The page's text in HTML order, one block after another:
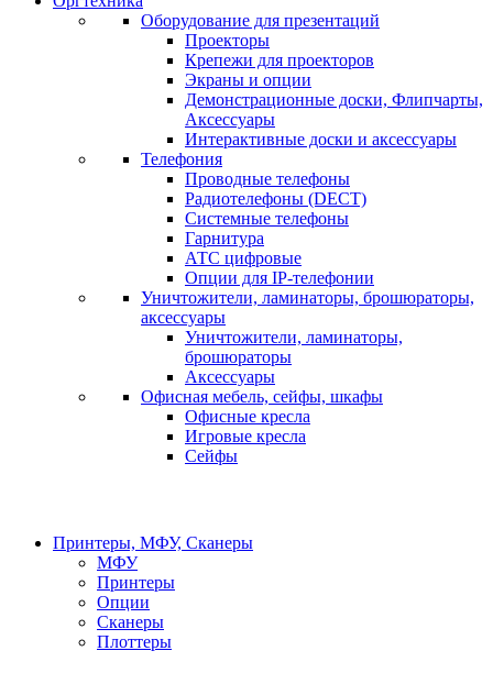
Оборудование для презентаций
Проекторы
Крепежи для проекторов
Экраны и опции
Демонстрационные доски, Флипчарты,
Аксессуары
Интерактивные доски и аксессуары
Телефония
Проводные телефоны
Радиотелефоны (DECT)
Системные телефоны
Гарнитура
АТС цифровые
Опции для IP-телефонии
Уничтожители, ламинаторы, брошюраторы,
аксессуары
Уничтожители, ламинаторы,
брошюраторы
Аксессуары
Офисная мебель, сейфы, шкафы
Офисные кресла
Игровые кресла
Сейфы
Принтеры, МФУ, Сканеры
МФУ
Принтеры
Опции
Сканеры
Плоттеры